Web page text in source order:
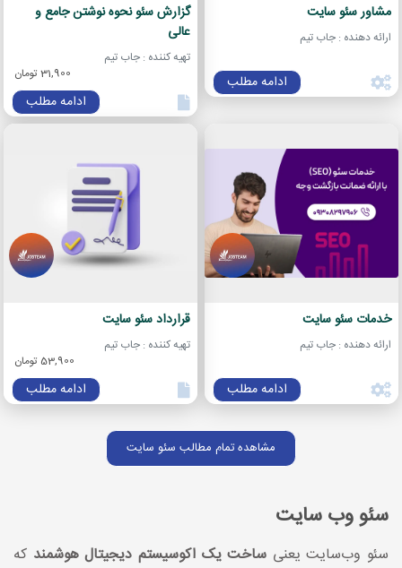
مشاور سئو سایت
ارائه دهنده : جاب تیم
ادامه مطلب
گزارش سئو نحوه نوشتن جامع و
عالی
تهیه کننده : جاب تیم
31,900 تومان
ادامه مطلب
خدمات سئو سایت
ارائه دهنده : جاب تیم
ادامه مطلب
قرارداد سئو سایت
تهیه کننده : جاب تیم
53,900 تومان
ادامه مطلب
مشاهده تمام مطالب سئو سایت
سئو وب ‌سایت
سئو وب‌سایت یعنی ساخت یک اکوسیستم دیجیتال هوشمند که